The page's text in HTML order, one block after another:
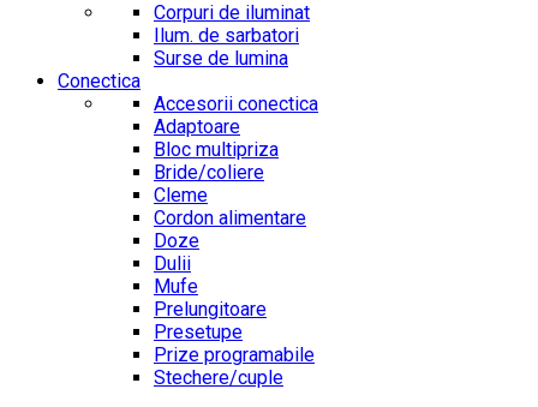
Corpuri de iluminat
Ilum. de sarbatori
Surse de lumina
Conectica
Accesorii conectica
Adaptoare
Bloc multipriza
Bride/coliere
Cleme
Cordon alimentare
Doze
Dulii
Mufe
Prelungitoare
Presetupe
Prize programabile
Stechere/cuple